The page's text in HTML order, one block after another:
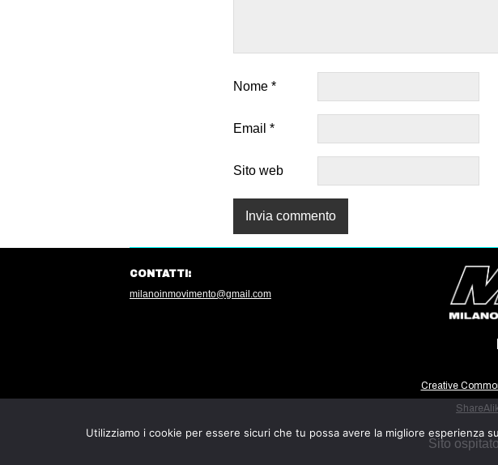
Nome *
Email *
Sito web
Creative
CONTATTI:
milanoinmovimento@gmail.com
Sito
Utilizziamo i cookie per essere sicuri che tu possa avere la migliore